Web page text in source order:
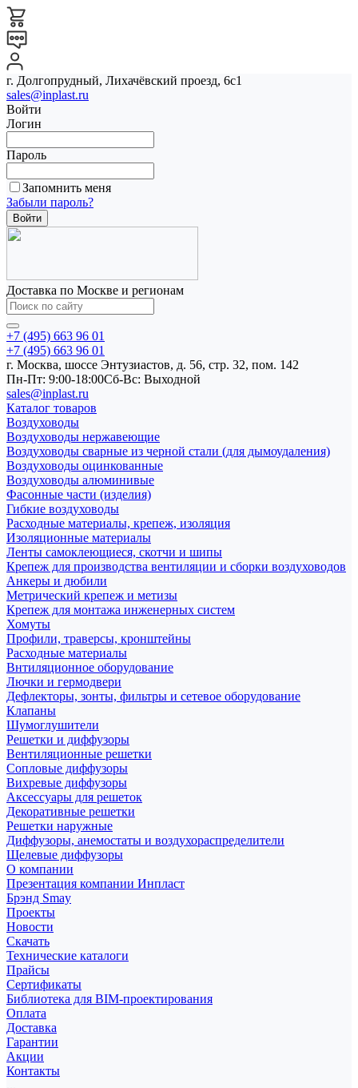
г. Долгопрудный, Лихачёвский проезд, 6с1
sales@inplast.ru
Войти
Логин
Пароль
Запомнить меня
Забыли пароль?
Доставка по Москве и регионам
+7 (495) 663 96 01
+7 (495) 663 96 01
г. Москва, шоссе Энтузиастов, д. 56, стр. 32, пом. 142
Пн-Пт: 9:00-18:00Cб-Вс: Выходной
sales@inplast.ru
Каталог товаров
Воздуховоды
Воздуховоды нержавеющие
Воздуховоды сварные из черной стали (для дымоудаления)
Воздуховоды оцинкованные
Воздуховоды алюминивые
Фасонные части (изделия)
Гибкие воздуховоды
Расходные материалы, крепеж, изоляция
Изоляционные материалы
Ленты самоклеющиеся, скотчи и шипы
Крепеж для производства вентиляции и сборки воздуховодов
Анкеры и дюбили
Метрический крепеж и метизы
Крепеж для монтажа инженерных систем
Хомуты
Профили, траверсы, кронштейны
Расходные материалы
Внтиляционное оборудование
Лючки и гермодвери
Дефлекторы, зонты, фильтры и сетевое оборудование
Клапаны
Шумоглушители
Решетки и диффузоры
Вентиляционные решетки
Сопловые диффузоры
Вихревые диффузоры
Аксессуары для решеток
Декоративные решетки
Решетки наружные
Диффузоры, анемостаты и воздухораспределители
Щелевые диффузоры
О компании
Презентация компании Инпласт
Брэнд Smay
Проекты
Новости
Скачать
Технические каталоги
Прайсы
Сертификаты
Библиотека для BIM-проектирования
Оплата
Доставка
Гарантии
Акции
Контакты
...